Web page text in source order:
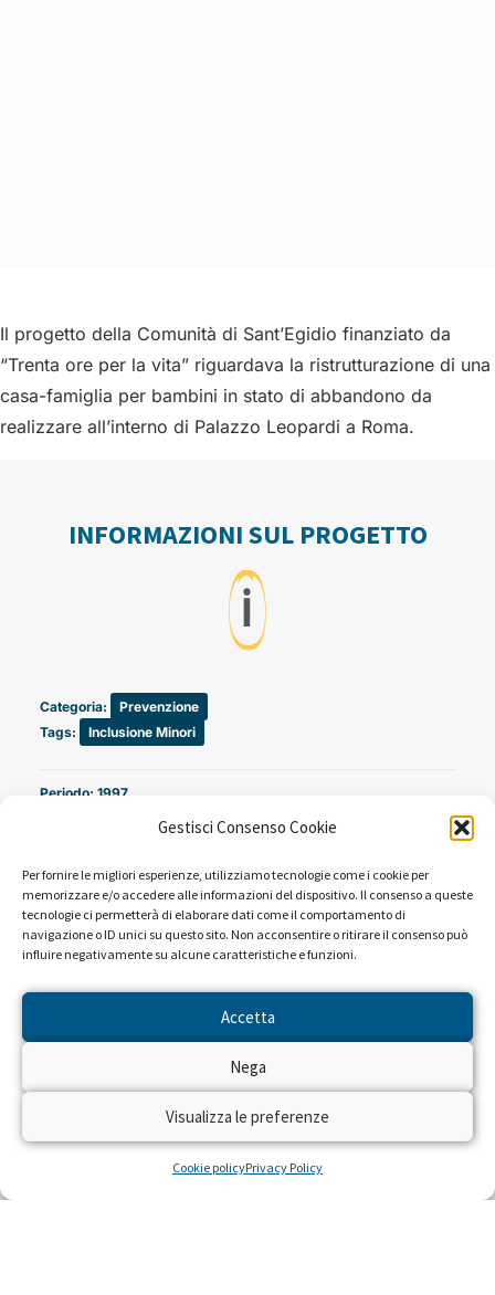
Gestisci Consenso Cookie
Per fornire le migliori esperienze, utilizziamo tecnologie come i cookie per
memorizzare e/o accedere alle informazioni del dispositivo. Il consenso a queste
tecnologie ci permetterà di elaborare dati come il comportamento di
navigazione o ID unici su questo sito. Non acconsentire o ritirare il consenso può
influire negativamente su alcune caratteristiche e funzioni.
Accetta
Nega
Visualizza le preferenze
Cookie policyPrivacy Policy
Il progetto della Comunità di Sant’Egidio finanziato da
“Trenta ore per la vita” riguardava la ristrutturazione di una
casa-famiglia per bambini in stato di abbandono da
realizzare all’interno di Palazzo Leopardi a Roma.
INFORMAZIONI SUL PROGETTO
ℹ️
Categoria:
Prevenzione
Tags:
Inclusione Minori
Periodo: 1997
Campagne promosse a favore di questo progetto:
per la Vita. (1997)
NEWS DAL PROGETTO